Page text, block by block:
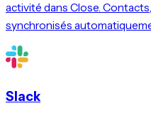
activité dans Close.
synchronisés
Slack